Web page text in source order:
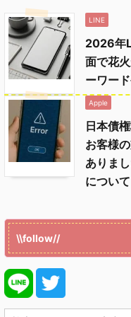
LINE
2026年
面で花
ーワー
Apple
日本債
お客様
ありま
について
\\follow//